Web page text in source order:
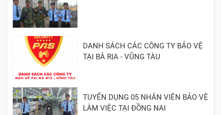
DANH SÁCH CÁC CÔNG TY BẢO VỆ
TẠI BÀ RỊA - VŨNG TÀU
TUYỂN DỤNG 05 NHÂN VIÊN BẢO VỆ
LÀM VIỆC TẠI ĐỒNG NAI